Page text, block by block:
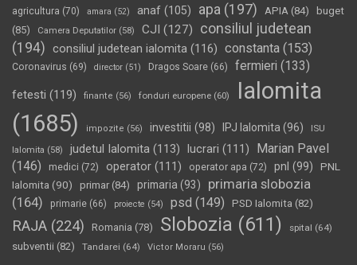
agricultura (70) amara (52) anaf (105) apa (197) APIA (84)
buget
(85)
Camera Deputatilor (58) CJI (127)
consiliul judetean
(194) consiliul judetean ialomita (116) constanta (153)
Coronavirus (69) director (51) Dragos Soare (66) fermieri (133)
fetesti (119) finante (56) fonduri europene (60)
Ialomita
(1685)
impozite (56) investitii (98) IPJ Ialomita (96) ISU
Ialomita (58) judetul Ialomita (113) lucrari (111)
Marian Pavel
(146)
medici (72) operator (111) operator apa (72) pnl (99)
PNL
Ialomita (90) primar(84) primaria (93)
primaria slobozia
(164)
primarie (66) proiecte (54) psd (149) PSD Ialomita (82)
RAJA (224) Romania (78) Slobozia (611) spital (64)
subventii (82) Tandarei (64) Victor Moraru (56)